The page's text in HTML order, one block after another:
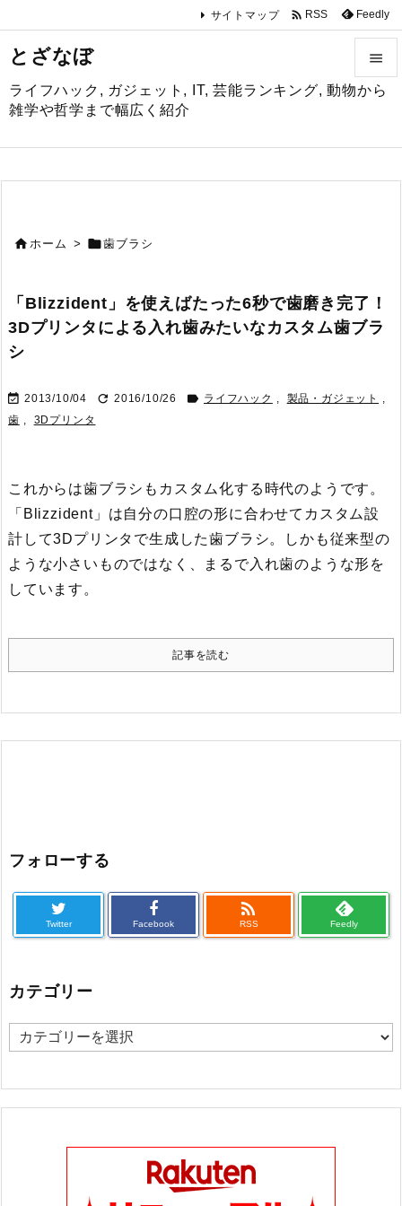
とざなぼ
ライフハック, ガジェット, IT, 芸能ランキング, 動物から
雑学や哲学まで幅広く紹介




サイトマップ  RSS Feedly
ホーム > 歯ブラシ
「Blizzident」を使えばたった6秒で歯磨き完了！
3Dプリンタによる入れ歯みたいなカスタム歯ブラ
シ
 2013/10/04  2016/10/26  ライフハック , 製品・ガジェット
,
歯 , 3Dプリンタ
これからは歯ブラシもカスタム化する時代のようです。
「Blizzident」は自分の口腔の形に合わせてカスタム設
計して3Dプリンタで生成した歯ブラシ。しかも従来型の
ような小さいものではなく、まるで入れ歯のような形を
しています。
記事を読む
フォローする
Twitter Facebook

RSS Feedly
カテゴリー
カ
ゴ